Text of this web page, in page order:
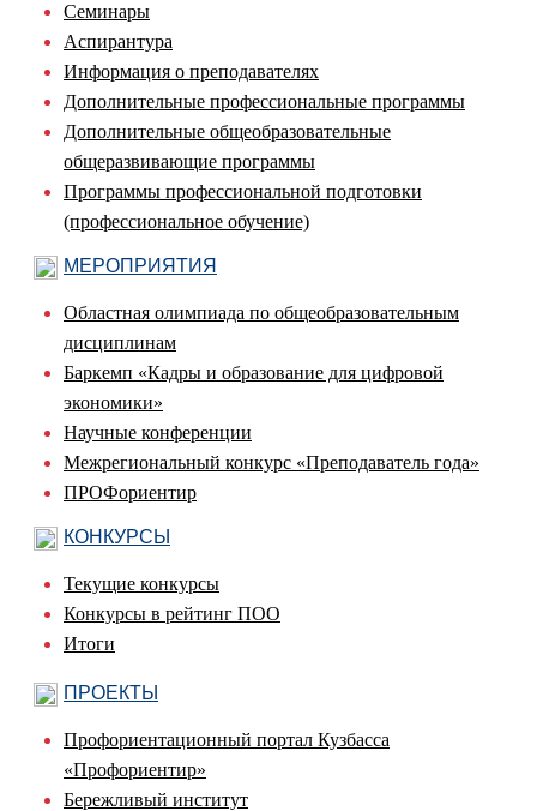
Семинары
Аспирантура
Информация о преподавателях
Дополнительные профессиональные программы
Дополнительные общеобразовательные
общеразвивающие программы
Программы профессиональной подготовки
(профессиональное обучение)
МЕРОПРИЯТИЯ
Областная олимпиада по общеобразовательным
дисциплинам
Баркемп «Кадры и образование для цифровой
экономики»
Научные конференции
Межрегиональный конкурс «Преподаватель года»
ПРОФориентир
КОНКУРСЫ
Текущие конкурсы
Конкурсы в рейтинг ПОО
Итоги
ПРОЕКТЫ
Профориентационный портал Кузбасса
«Профориентир»
Бережливый институт